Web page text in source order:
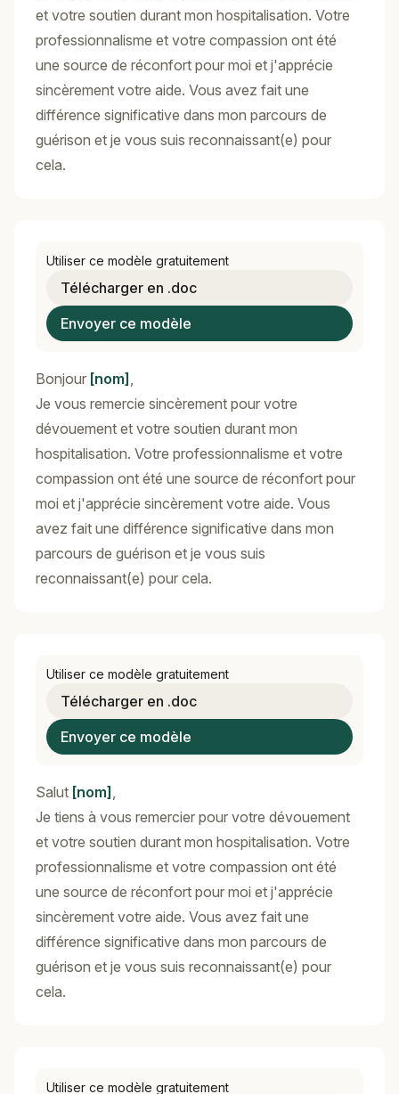
et votre soutien durant mon hospitalisation. Votre
professionnalisme et votre compassion ont été
une source de réconfort pour moi et j'apprécie
sincèrement votre aide. Vous avez fait une
différence significative dans mon parcours de
guérison et je vous suis reconnaissant(e) pour
cela.
Utiliser ce modèle gratuitement
Télécharger en .doc
Envoyer ce modèle
Bonjour [nom] ,
Je vous remercie sincèrement pour votre
dévouement et votre soutien durant mon
hospitalisation. Votre professionnalisme et votre
compassion ont été une source de réconfort pour
moi et j'apprécie sincèrement votre aide. Vous
avez fait une différence significative dans mon
parcours de guérison et je vous suis
reconnaissant(e) pour cela.
Utiliser ce modèle gratuitement
Télécharger en .doc
Envoyer ce modèle
Salut [nom] ,
Je tiens à vous remercier pour votre dévouement
et votre soutien durant mon hospitalisation. Votre
professionnalisme et votre compassion ont été
une source de réconfort pour moi et j'apprécie
sincèrement votre aide. Vous avez fait une
différence significative dans mon parcours de
guérison et je vous suis reconnaissant(e) pour
cela.
Utiliser ce modèle gratuitement